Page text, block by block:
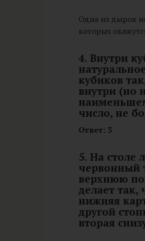
Одна из дырок
которых
4. Внутри
кубиков
внутри (но
число, не
Ответ: 3
5. На столе
червонный
верхнюю
делает так,
нижняя
другой
вторая